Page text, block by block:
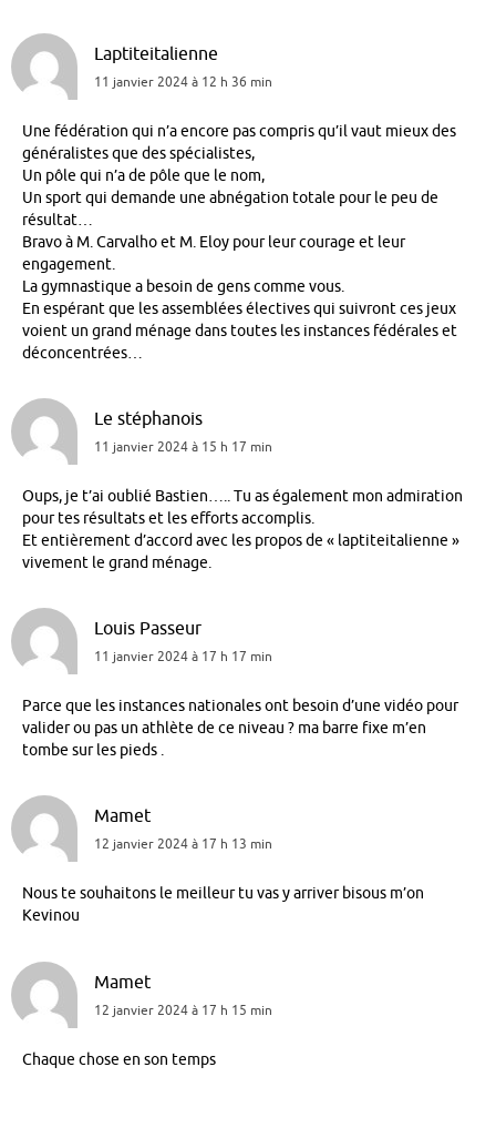
Laptiteitalienne
11 janvier 2024 à 12 h 36 min
Une fédération qui n’a encore pas compris qu’il vaut mieux des
généralistes que des spécialistes,
Un pôle qui n’a de pôle que le nom,
Un sport qui demande une abnégation totale pour le peu de
résultat…
Bravo à M. Carvalho et M. Eloy pour leur courage et leur
engagement.
La gymnastique a besoin de gens comme vous.
En espérant que les assemblées électives qui suivront ces jeux
voient un grand ménage dans toutes les instances fédérales et
déconcentrées…
Le stéphanois
11 janvier 2024 à 15 h 17 min
Oups, je t’ai oublié Bastien….. Tu as également mon admiration
pour tes résultats et les efforts accomplis.
Et entièrement d’accord avec les propos de « laptiteitalienne »
vivement le grand ménage.
Louis Passeur
11 janvier 2024 à 17 h 17 min
Parce que les instances nationales ont besoin d’une vidéo pour
valider ou pas un athlète de ce niveau ? ma barre fixe m’en
tombe sur les pieds .
Mamet
12 janvier 2024 à 17 h 13 min
Nous te souhaitons le meilleur tu vas y arriver bisous m’on
Kevinou
Mamet
12 janvier 2024 à 17 h 15 min
Chaque chose en son temps